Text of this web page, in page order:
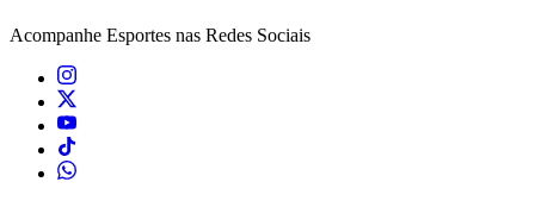
Acompanhe Esportes nas Redes Sociais